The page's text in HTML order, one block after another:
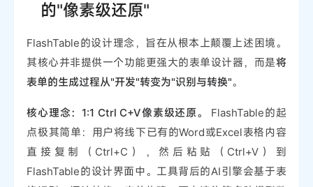
的"像素级还原"
FlashTable的设计理念，旨在从根本上颠覆上述困境。
其核心并非提供一个功能更强大的表单设计器，而是将
表单的生成过程从"开发"转变为"识别与转换"。
核心理念：1:1 Ctrl C+V像素级还原。
FlashTable的起
点极其简单：用户将线下已有的Word或Excel表格内容
直接复制（Ctrl+C），然后粘贴（Ctrl+V）到
FlashTable的设计界面中。工具背后的AI引擎会基于表